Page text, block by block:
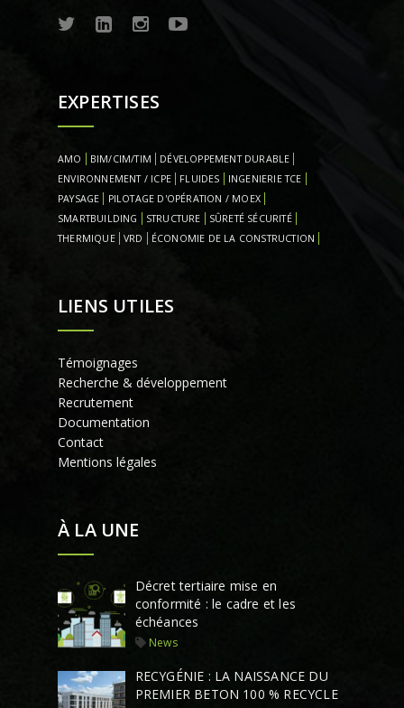
EXPERTISES
AMO BIM/CIM/TIM
DÉVELOPPEMENT DURABLE
ENVIRONNEMENT / ICPE
FLUIDES
INGENIERIE TCE
PAYSAGE
PILOTAGE D'OPÉRATION / MOEX
SMARTBUILDING
STRUCTURE
SÛRETÉ SÉCURITÉ
THERMIQUE
VRD ÉCONOMIE DE LA CONSTRUCTION
LIENS UTILES
Témoignages
Recherche & développement
Recrutement
Documentation
Contact
Mentions légales
À LA UNE
Décret tertiaire mise en
conformité : le cadre et les
échéances
News
RECYGÉNIE : LA NAISSANCE DU
PREMIER BETON 100 % RECYCLE